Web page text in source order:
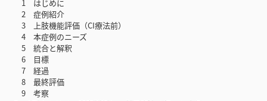
1 はじめに
2 症例紹介
3 上肢機能評価（CI療法前）
4 本症例のニーズ
5 統合と解釈
6 目標
7 経過
8 最終評価
9 考察